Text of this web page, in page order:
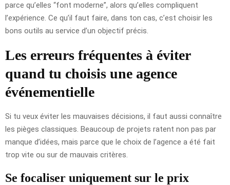
parce qu’elles “font moderne”, alors qu’elles compliquent
l’expérience. Ce qu’il faut faire, dans ton cas, c’est choisir les
bons outils au service d’un objectif précis.
Les erreurs fréquentes à éviter
quand tu choisis une agence
événementielle
Si tu veux éviter les mauvaises décisions, il faut aussi connaître
les pièges classiques. Beaucoup de projets ratent non pas par
manque d’idées, mais parce que le choix de l’agence a été fait
trop vite ou sur de mauvais critères.
Se focaliser uniquement sur le prix